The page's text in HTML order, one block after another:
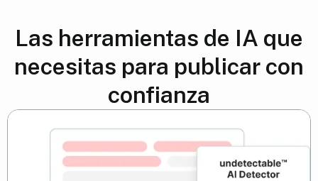
Las herramientas de IA que
necesitas para publicar con
confianza